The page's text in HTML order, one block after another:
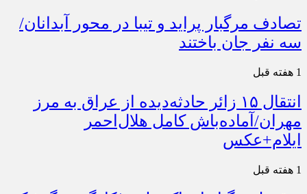
تصادف مرگبار پراید و تیبا در محور آبدانان/
سه نفر جان باختند
1 هفته قبل
انتقال ۱۵ زائر حادثه‌دیده از عراق به مرز
مهران/آماده‌باش کامل هلال‌احمر
ایلام+عکس
1 هفته قبل